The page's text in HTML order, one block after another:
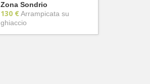
Zona Sondrio
130 €Arrampicata su
ghiaccio